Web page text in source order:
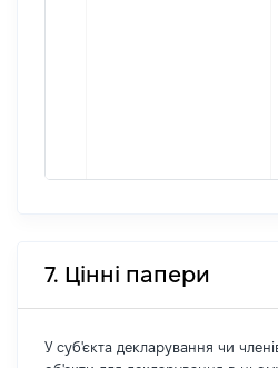
7. Цінні папери
У суб'єкта декларування чи